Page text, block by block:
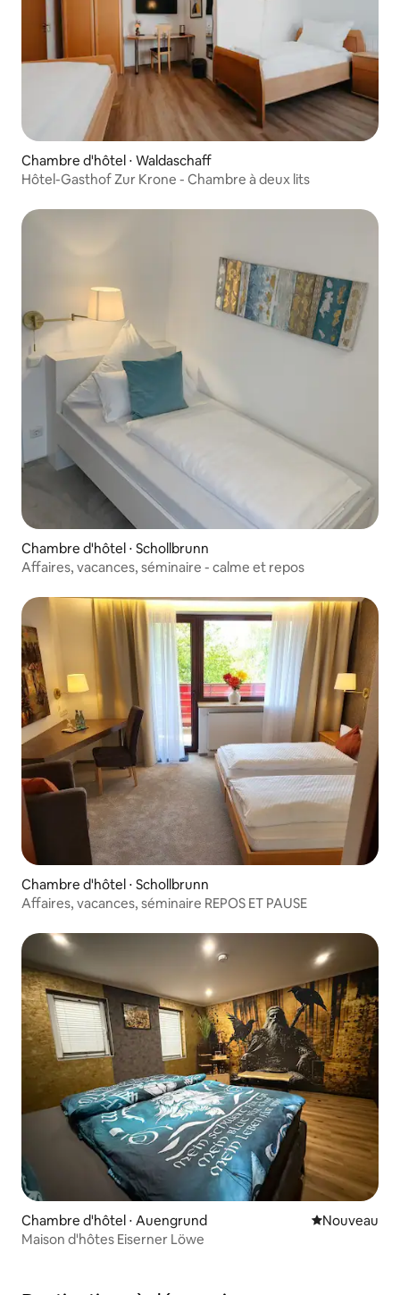
Chambre d'hôtel ⋅ Waldaschaff
Hôtel-Gasthof Zur Krone - Chambre à deux lits
Chambre d'hôtel ⋅ Schollbrunn
Affaires, vacances, séminaire - calme et repos
Chambre d'hôtel ⋅ Schollbrunn
Affaires, vacances, séminaire REPOS ET PAUSE
Chambre d'hôtel ⋅ Auengrund Nouvel
Nouveau
Maison d'hôtes Eiserner Löwe